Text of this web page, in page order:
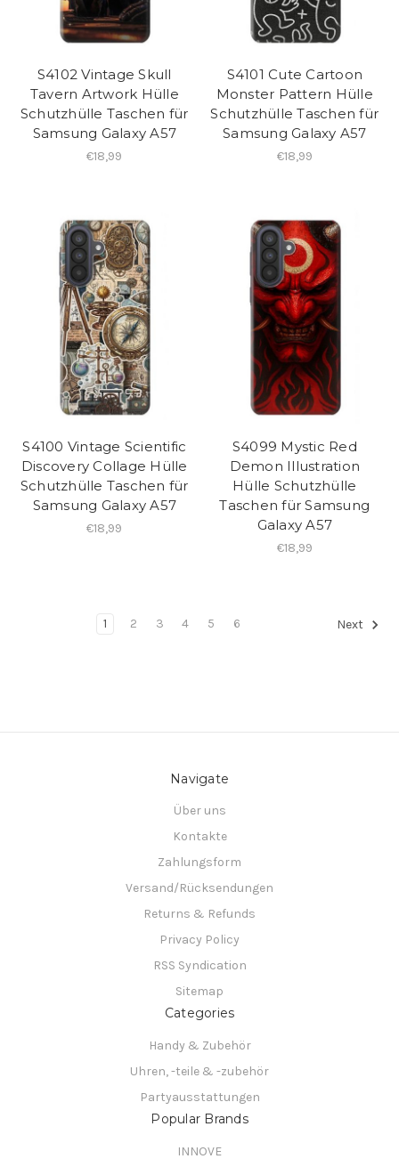
S4102 Vintage Skull
Tavern Artwork Hülle
Schutzhülle Taschen für
Samsung Galaxy A57
€18,99
S4101 Cute Cartoon
Monster Pattern Hülle
Schutzhülle Taschen für
Samsung Galaxy A57
€18,99
S4100 Vintage Scientific
Discovery Collage Hülle
Schutzhülle Taschen für
Samsung Galaxy A57
€18,99
S4099 Mystic Red
Demon Illustration
Hülle Schutzhülle
Taschen für Samsung
Galaxy A57
€18,99
1 2 3 4 5 6 Next
Navigate
Über uns
Kontakte
Zahlungsform
Versand/Rücksendungen
Returns & Refunds
Privacy Policy
RSS Syndication
Sitemap
Categories
Handy & Zubehör
Uhren, -teile & -zubehör
Partyausstattungen
Popular Brands
INNOVE